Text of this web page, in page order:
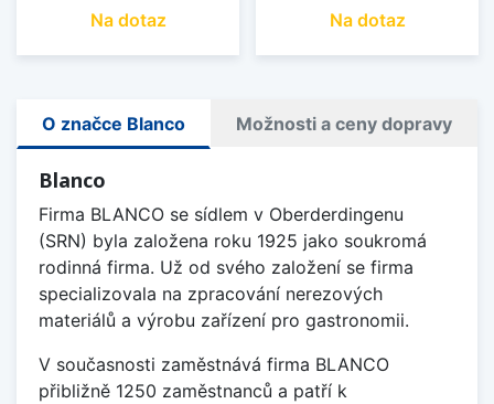
Na dotaz Na dotaz
O značce Blanco Možnosti a ceny dopravy
Blanco
Firma BLANCO se sídlem v Oberderdingenu
(SRN) byla založena roku 1925 jako soukromá
rodinná firma. Už od svého založení se firma
specializovala na zpracování nerezových
materiálů a výrobu zařízení pro gastronomii.
V současnosti zaměstnává firma BLANCO
přibližně 1250 zaměstnanců a patří k